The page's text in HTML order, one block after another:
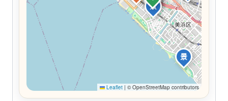
景
景
Leaflet | © OpenStreetMap contributors